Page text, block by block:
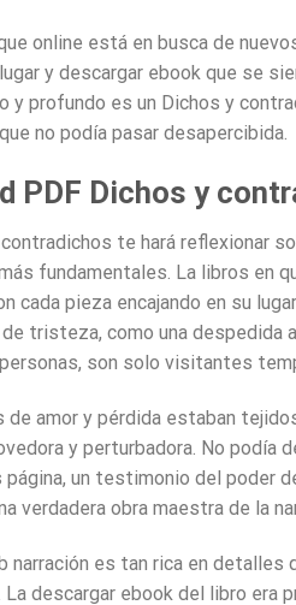
online está en busca de
y descargar ebook que se
y profundo es un Dichos y
no podía pasar desapercibida.
PDF Dichos y
te hará reflexionar
fundamentales. La libros en
cada pieza encajando en su
tristeza, como una despedida
son solo visitantes
de amor y pérdida estaban
y perturbadora. No podía
un testimonio del poder
verdadera obra maestra de la
narración es tan rica en
La descargar ebook del libro era